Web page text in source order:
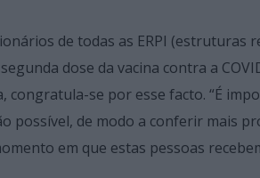
de todas as ERPI (estruturas
dose da vacina contra a
congratula-se por esse facto. “É
possível, de modo a conferir mais
em que estas pessoas